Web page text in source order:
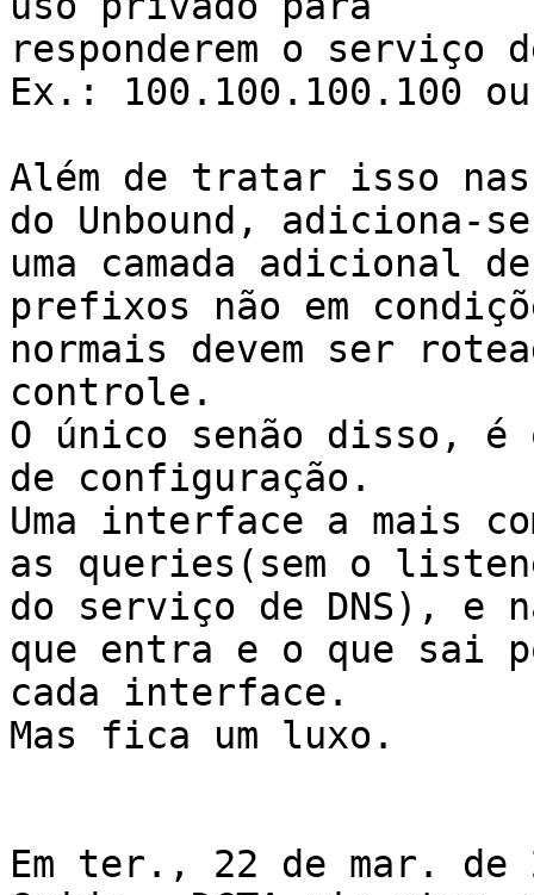
responderem o serviço
Ex.: 100.100.100.100
Além de tratar isso
do Unbound, adiciona-se
uma camada adicional
prefixos não em
normais devem ser
controle.
O único senão disso, é
de configuração.
Uma interface a mais
as queries(sem o
do serviço de DNS), e
que entra e o que sai
cada interface.
Mas fica um luxo.
Em ter., 22 de mar. de